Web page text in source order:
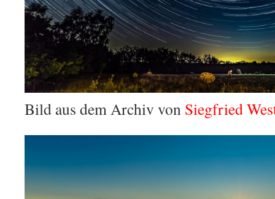
Bild aus dem Archiv von Siegfried